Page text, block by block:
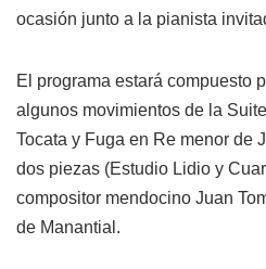
ocasión junto a la pianista
El programa estará compuesto
algunos movimientos de la
Tocata y Fuga en Re menor de
dos piezas (Estudio Lidio y
compositor mendocino Juan
de Manantial.